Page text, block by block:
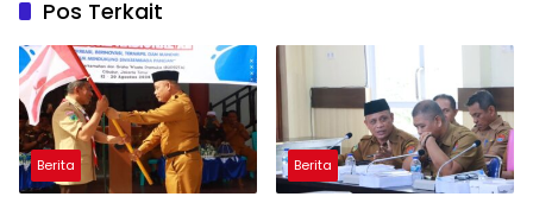
Pos Terkait
Berita Berita